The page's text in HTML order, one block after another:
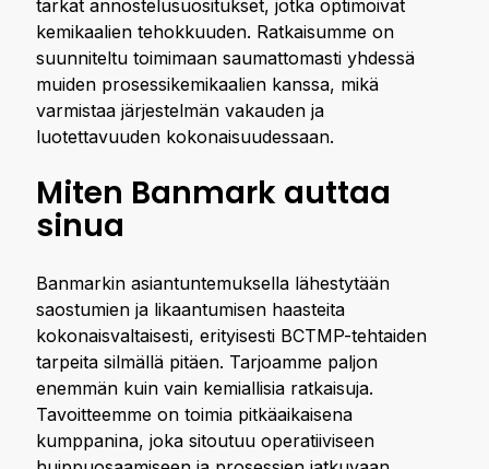
tarkat annostelusuositukset, jotka optimoivat
kemikaalien tehokkuuden. Ratkaisumme on
suunniteltu toimimaan saumattomasti yhdessä
muiden prosessikemikaalien kanssa, mikä
varmistaa järjestelmän vakauden ja
luotettavuuden kokonaisuudessaan.
Miten Banmark auttaa
sinua
Banmarkin asiantuntemuksella lähestytään
saostumien ja likaantumisen haasteita
kokonaisvaltaisesti, erityisesti BCTMP-tehtaiden
tarpeita silmällä pitäen. Tarjoamme paljon
enemmän kuin vain kemiallisia ratkaisuja.
Tavoitteemme on toimia pitkäaikaisena
kumppanina, joka sitoutuu operatiiviseen